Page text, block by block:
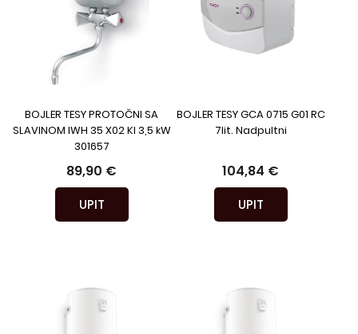
BOJLER TESY PROTOČNI SA
SLAVINOM IWH 35 X02 KI 3,5 kW
301657
89,90 €
UPIT
BOJLER TESY GCA 0715 G01 RC
7lit. Nadpultni
104,84 €
UPIT